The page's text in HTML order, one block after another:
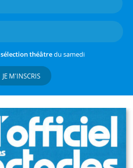
sélection théâtredu samedi
JE M'INSCRIS